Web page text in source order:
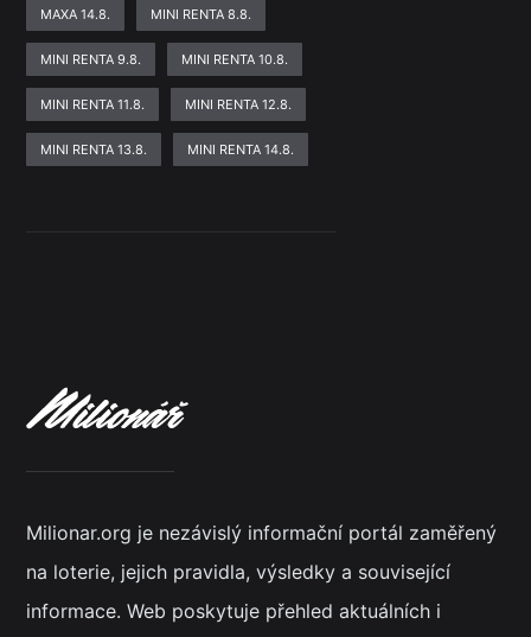
MAXA 14.8. MINI RENTA 8.8.
MINI RENTA 9.8. MINI RENTA 10.8.
MINI RENTA 11.8. MINI RENTA 12.8.
MINI RENTA 13.8. MINI RENTA 14.8.
Milionar.org je nezávislý informační portál zaměřený
na loterie, jejich pravidla, výsledky a související
informace. Web poskytuje přehled aktuálních i